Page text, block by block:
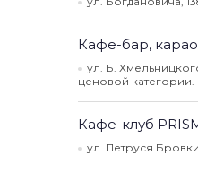
Кафе-бар,
ул. Б.
ценовой категории.
Кафе-клуб
ул. Петруся